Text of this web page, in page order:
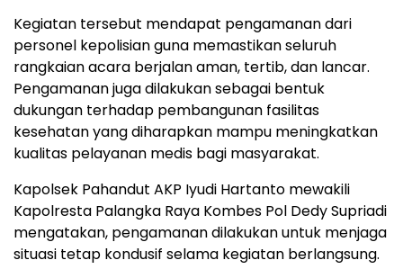
Kegiatan tersebut mendapat pengamanan dari
personel kepolisian guna memastikan seluruh
rangkaian acara berjalan aman, tertib, dan lancar.
Pengamanan juga dilakukan sebagai bentuk
dukungan terhadap pembangunan fasilitas
kesehatan yang diharapkan mampu meningkatkan
kualitas pelayanan medis bagi masyarakat.
Kapolsek Pahandut AKP Iyudi Hartanto mewakili
Kapolresta Palangka Raya Kombes Pol Dedy Supriadi
mengatakan, pengamanan dilakukan untuk menjaga
situasi tetap kondusif selama kegiatan berlangsung.